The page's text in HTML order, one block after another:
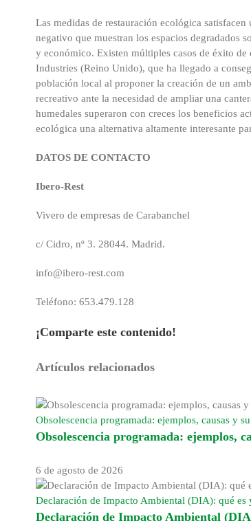
Las medidas de restauración ecológica
negativo que muestran los espacios degradados
y económico. Existen múltiples casos de éxito
Industries (Reino Unido), que ha llegado a
población local al proponer la creación de un
recreativo ante la necesidad de ampliar una
humedales superaron con creces los beneficios
ecológica una alternativa altamente interesante
DATOS DE CONTACTO
Ibero‐Rest
Vivero de empresas de Carabanchel
c/ Cidro, nº 3. 28044. Madrid.
info@ibero‐rest.com
Teléfono: 653.479.128
¡Comparte este contenido!
Facebook
X
Reddit
LinkedIn
WhatsApp
Tumblr
Pinterest
Correo
electrónico
Artículos relacionados
Obsolescencia programada: ejemplos, causas y
Obsolescencia programada: ejemplos,
6 de agosto de 2026
Declaración de Impacto Ambiental (DIA): qué es
Declaración de Impacto Ambiental